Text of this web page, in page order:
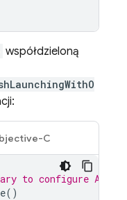
współdzieloną
C
to configure APIs
()